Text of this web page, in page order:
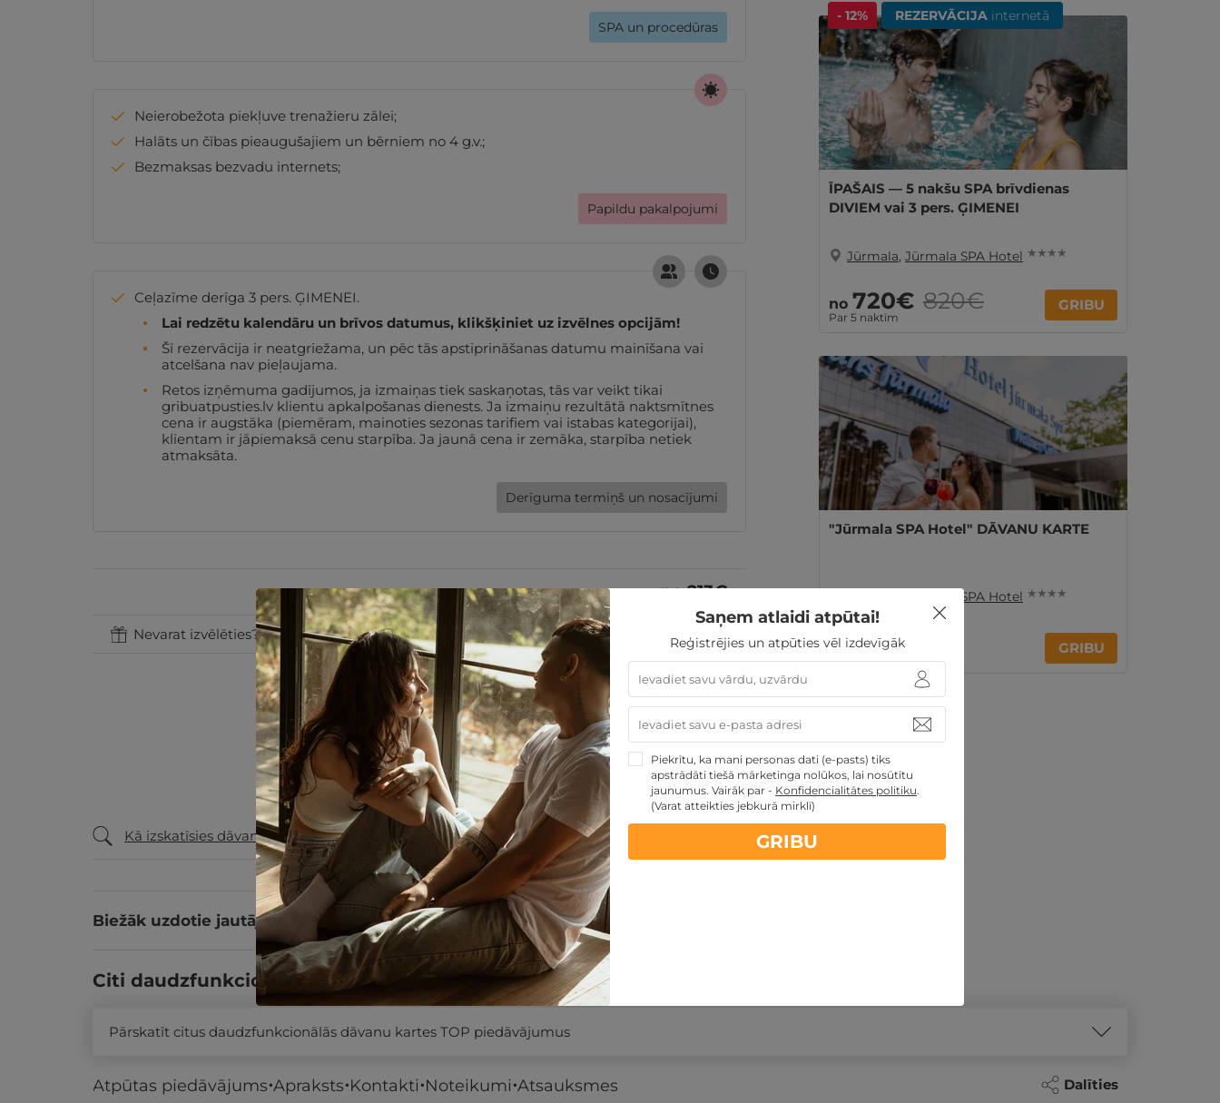
SPA un procedūras
Neierobežota piekļuve trenažieru zālei;
Halāts un čības pieaugušajiem un bērniem no 4 g.v.;
Bezmaksas bezvadu internets;
Papildu pakalpojumi
Ceļazīme derīga 3 pers. ĢIMENEI.
Lai redzētu kalendāru un brīvos datumus, klikšķiniet uz izvēlnes opcijām!
Šī rezervācija ir neatgriežama, un pēc tās apstiprināšanas datumu mainīšana vai
atcelšana nav pieļaujama.
Retos izņēmuma gadījumos, ja izmaiņas tiek saskaņotas, tās var veikt tikai
gribuatpusties.lv klientu apkalpošanas dienests. Ja izmaiņu rezultātā naktsmītnes
cena ir augstāka (piemēram, mainoties sezonas tarifiem vai istabas kategorijai),
klientam ir jāpiemaksā cenu starpība. Ja jaunā cena ir zemāka, starpība netiek
atmaksāta.
Derīguma termiņš un nosacījumi
no213€
Nevarat izvēlēties? Uzdāviniet GribuAtpusties.lv dāvanu karti
MAINĪT ar rezervāciju
Kā izskatīsies dāvanu ceļazīme?
Biežāk uzdotie jautājumi
Atpūtas piedāvājums Apraksts Kontakti Noteikumi Atsauksmes Dalīties
- 12% REZERVĀCIJA internetā
ĪPAŠAIS — 5 nakšu SPA brīvdienas
DIVIEM vai 3 pers. ĢIMENEI
Jūrmala, Jūrmala SPA Hotel ★ ★ ★ ★
no 720€
Par 5 naktīm
820€ GRIBU
"Jūrmala SPA Hotel" DĀVANU KARTE
Jūrmala SPA Hotel ★ ★ ★ ★
no15€ GRIBU
Citi daudzfunkcionālās dāvanu kartes piedāvājumi:
Pārskatīt citus daudzfunkcionālās dāvanu kartes TOP piedāvājumus
Līdzīgi atpūtas piedāvājumi
Saņem atlaidi atpūtai!
Reģistrējies un atpūties vēl izdevīgāk
Piekrītu, ka mani personas dati (e-pasts) tiks
apstrādāti tiešā mārketinga nolūkos, lai nosūtītu
jaunumus. Vairāk par - Konfidencialitātes politiku.
(Varat atteikties jebkurā mirklī)
GRIBU